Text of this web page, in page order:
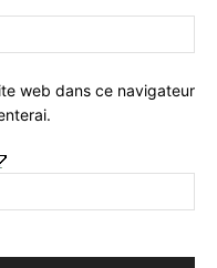
:
web dans ce navigateur